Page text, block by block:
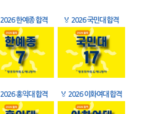
2026 한예종 합격 🏅 2026 국민대 합격
2026 홍익대 합격 🏅 2026 이화여대 합격